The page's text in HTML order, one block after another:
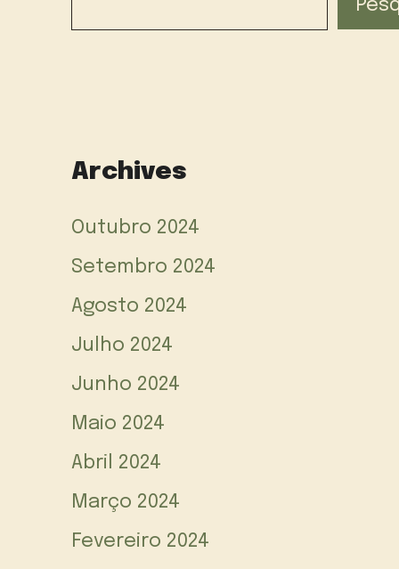
Archives
Outubro 2024
Setembro 2024
Agosto 2024
Julho 2024
Junho 2024
Maio 2024
Abril 2024
Março 2024
Fevereiro 2024